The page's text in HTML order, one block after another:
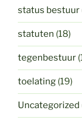
status bestuur
statuten (18)
tegenbestuur
toelating (19)
Uncategorized